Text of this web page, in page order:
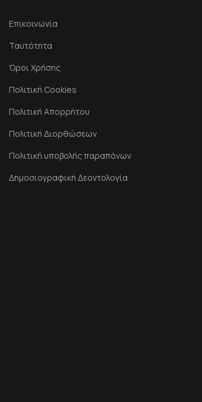
Επικοινωνία
Ταυτότητα
Όροι Χρήσης
Πολιτική Cookies
Πολιτική Απορρήτου
Πολιτική Διορθώσεων
Πολιτική υποβολής παραπόνων
Δημοσιογραφική Δεοντολογία